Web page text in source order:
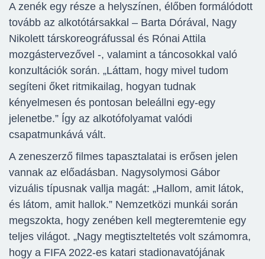
A zenék egy része a helyszínen, élőben formálódott
tovább az alkotótársakkal – Barta Dórával, Nagy
Nikolett társkoreográfussal és Rónai Attila
mozgástervezővel -, valamint a táncosokkal való
konzultációk során. „Láttam, hogy mivel tudom
segíteni őket ritmikailag, hogyan tudnak
kényelmesen és pontosan beleállni egy-egy
jelenetbe.” Így az alkotófolyamat valódi
csapatmunkává vált.
A zeneszerző filmes tapasztalatai is erősen jelen
vannak az előadásban. Nagysolymosi Gábor
vizuális típusnak vallja magát: „Hallom, amit látok,
és látom, amit hallok.” Nemzetközi munkái során
megszokta, hogy zenében kell megteremtenie egy
teljes világot. „Nagy megtiszteltetés volt számomra,
hogy a FIFA 2022-es katari stadionavatójának